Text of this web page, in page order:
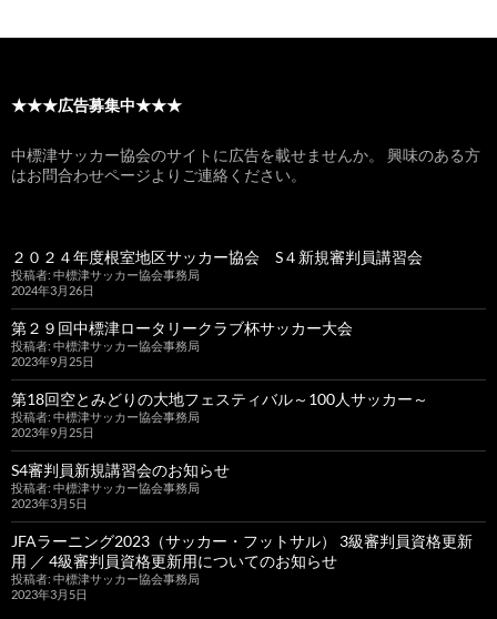
ョ
ン
★★★広告募集中★★★
中標津サッカー協会のサイトに広告を載せませんか。 興味のある方
はお問合わせページよりご連絡ください。
２０２４年度根室地区サッカー協会 S４新規審判員講習会
投稿者: 中標津サッカー協会事務局
2024年3月26日
第２９回中標津ロータリークラブ杯サッカー大会
投稿者: 中標津サッカー協会事務局
2023年9月25日
第18回空とみどりの大地フェスティバル～100人サッカー～
投稿者: 中標津サッカー協会事務局
2023年9月25日
S4審判員新規講習会のお知らせ
投稿者: 中標津サッカー協会事務局
2023年3月5日
JFAラーニング2023（サッカー・フットサル） 3級審判員資格更新
用 ／ 4級審判員資格更新用についてのお知らせ
投稿者: 中標津サッカー協会事務局
2023年3月5日